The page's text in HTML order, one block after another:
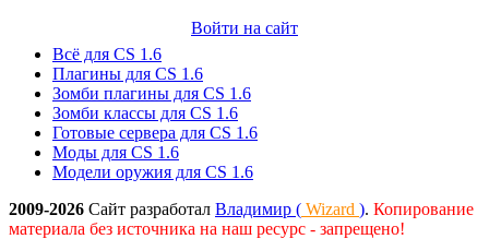
Войти на сайт
Всё для CS 1.6
Плагины для CS 1.6
Зомби плагины для CS 1.6
Зомби классы для CS 1.6
Готовые сервера для CS 1.6
Моды для CS 1.6
Модели оружия для CS 1.6
2009-2026 Сайт разработал Владимир ( Wizard ). Копирование
материала без источника на наш ресурс - запрещено!